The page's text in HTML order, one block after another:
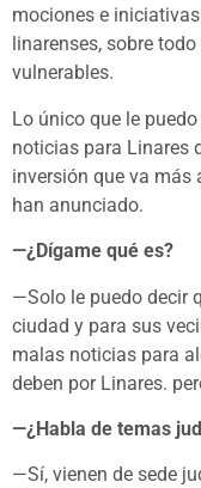
mociones e
linarenses, sobre
vulnerables.
Lo único que le
noticias para Linares
inversión que va más
han anunciado.
—¿Dígame qué es?
—Solo le puedo decir
ciudad y para sus
malas noticias para
deben por Linares.
—¿Habla de temas
—Sí, vienen de sede